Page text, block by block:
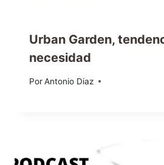
Urban Garden,
necesidad
PorAntonio Diaz
31/01/2013